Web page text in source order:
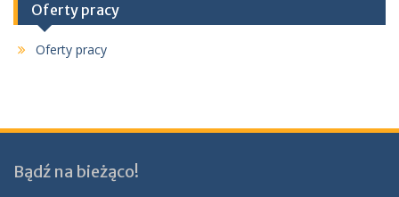
Oferty pracy
Oferty pracy
Bądź na bieżąco!